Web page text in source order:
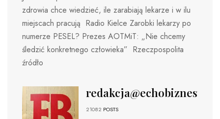
zdrowia chce wiedzieć, ile zarabiają lekarze i w ilu
miejscach pracują Radio Kielce Zarobki lekarzy po
numerze PESEL? Prezes AOTMiT: „Nie chcemy
śledzić konkretnego człowieka” Rzeczpospolita
źródło
redakcja@echobiznesu.pl
21082 POSTS